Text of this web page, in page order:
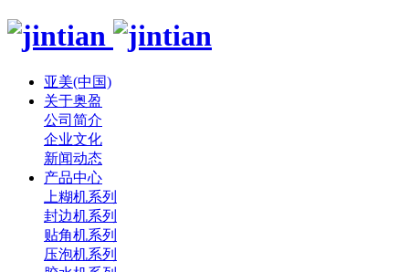
亚美(中国)
关于奥盈
公司简介
企业文化
新闻动态
产品中心
上糊机系列
封边机系列
贴角机系列
压泡机系列